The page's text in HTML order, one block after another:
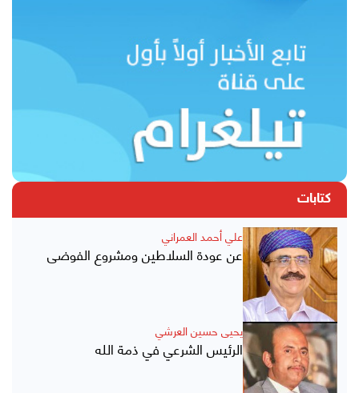
كتابات
علي أحمد العمراني
عن عودة السلاطين ومشروع الفوضى
يحيى حسين العرشي
الرئيس الشرعي في ذمة الله